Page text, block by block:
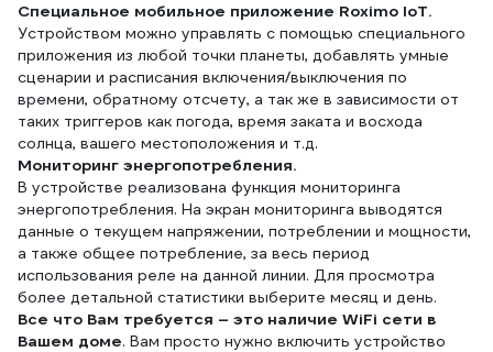
Специальное мобильное приложение Roximo IoT.
Устройством можно управлять с помощью специального
приложения из любой точки планеты, добавлять умные
сценарии и расписания включения/выключения по
времени, обратному отсчету, а так же в зависимости от
таких триггеров как погода, время заката и восхода
солнца, вашего местоположения и т.д.
Мониторинг энергопотребления.
В устройстве реализована функция мониторинга
энергопотребления. На экран мониторинга выводятся
данные о текущем напряжении, потреблении и мощности,
а также общее потребление, за весь период
использования реле на данной линии. Для просмотра
более детальной статистики выберите месяц и день.
Все что Вам требуется – это наличие WiFi сети в
Вашем доме. Вам просто нужно включить устройство